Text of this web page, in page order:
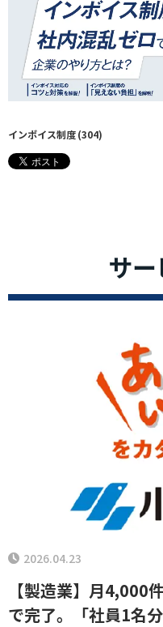
インボイス制度 (304)
サー
【製造業】月4,000
で完了。「社員1名
2026.04.23